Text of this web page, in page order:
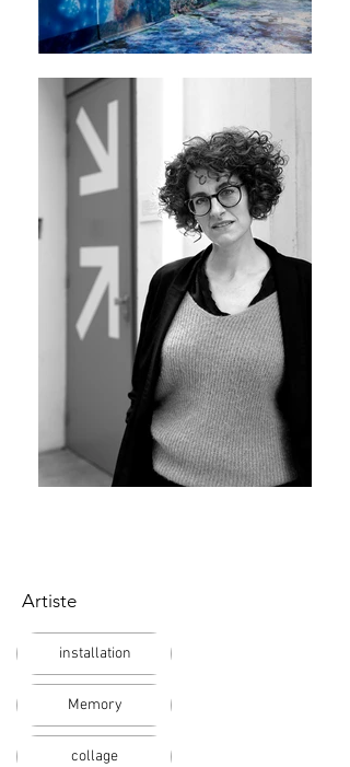
Artiste
installation
Memory
collage